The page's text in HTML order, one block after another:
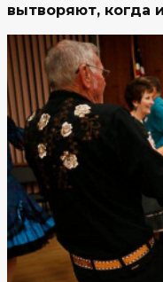
вытворяют, когда